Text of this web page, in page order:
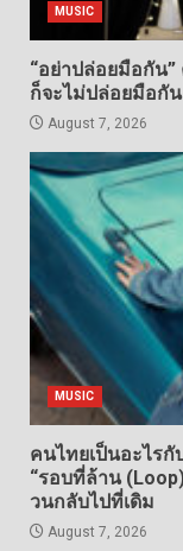
MUSIC
“อย่าปล่อยมือกัน
ก็จะไม่ปล่อยมือกั
August 7, 2026
MUSIC
คนไทยเป็นอะไรกั
“รอบที่ล้าน
วนกลับไปที่เดิม
August 7, 2026